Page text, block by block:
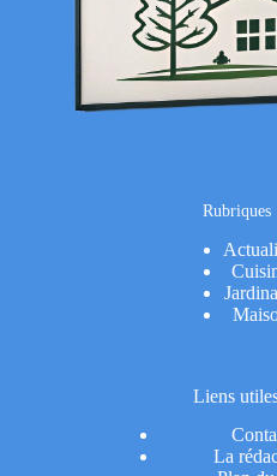
Rubriques
Liens
La